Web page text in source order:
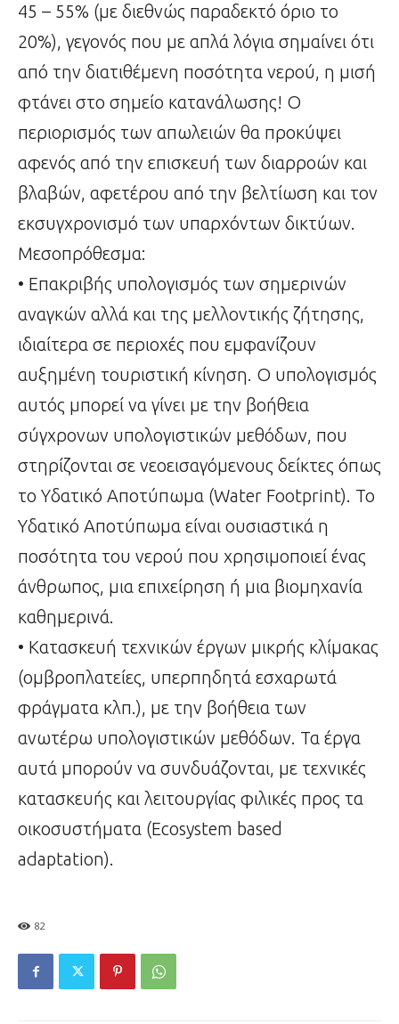
45 – 55% (με διεθνώς παραδεκτό όριο το
20%), γεγονός που με απλά λόγια σημαίνει ότι
από την διατιθέμενη ποσότητα νερού, η μισή
φτάνει στο σημείο κατανάλωσης! Ο
περιορισμός των απωλειών θα προκύψει
αφενός από την επισκευή των διαρροών και
βλαβών, αφετέρου από την βελτίωση και τον
εκσυγχρονισμό των υπαρχόντων δικτύων.
Μεσοπρόθεσμα:
• Επακριβής υπολογισμός των σημερινών
αναγκών αλλά και της μελλοντικής ζήτησης,
ιδιαίτερα σε περιοχές που εμφανίζουν
αυξημένη τουριστική κίνηση. Ο υπολογισμός
αυτός μπορεί να γίνει με την βοήθεια
σύγχρονων υπολογιστικών μεθόδων, που
στηρίζονται σε νεοεισαγόμενους δείκτες όπως
το Υδατικό Αποτύπωμα (Water Footprint). Το
Υδατικό Αποτύπωμα είναι ουσιαστικά η
ποσότητα του νερού που χρησιμοποιεί ένας
άνθρωπος, μια επιχείρηση ή μια βιομηχανία
καθημερινά.
• Κατασκευή τεχνικών έργων μικρής κλίμακας
(ομβροπλατείες, υπερπηδητά εσχαρωτά
φράγματα κλπ.), με την βοήθεια των
ανωτέρω υπολογιστικών μεθόδων. Τα έργα
αυτά μπορούν να συνδυάζονται, με τεχνικές
κατασκευής και λειτουργίας φιλικές προς τα
οικοσυστήματα (Ecosystem based
adaptation).
82